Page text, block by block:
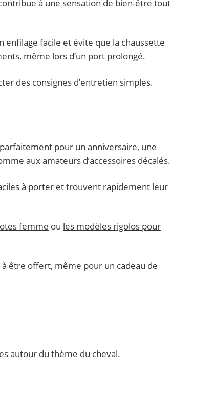
à une sensation de bien-être tout
facile et évite que la chaussette
même lors d’un port prolongé.
des consignes d’entretien simples.
pour un anniversaire, une
aux amateurs d’accessoires décalés.
à porter et trouvent rapidement leur
femme ou les modèles rigolos pour
être offert, même pour un cadeau de
autour du thème du cheval.